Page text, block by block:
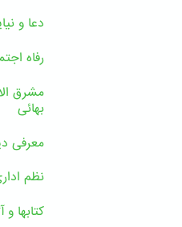
دعا و
رفاه
مشرق
بهائی
معرفی
نظم
کتابها و